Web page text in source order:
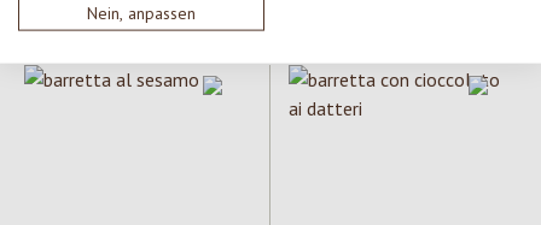
Nein, anpassen
Prezzo normale:
2,40 €